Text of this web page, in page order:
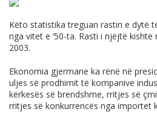
Këto statistika treguan rastin e dytë
nga vitet e ‘50-ta. Rasti i njëjtë
2003.
Ekonomia gjermane ka rënë në
uljes së prodhimit të kompanive
kërkesës së brendshme, rritjes së
rritjes së konkurrencës nga importet